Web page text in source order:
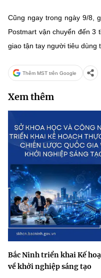
Cũng ngay trong ngày 9/8,
Postmart vận chuyển đến 3
giao tận tay người tiêu dùng
Thêm MST trên Google
Xem thêm
Bắc Ninh triển khai Kế
về khởi nghiệp sáng tạo